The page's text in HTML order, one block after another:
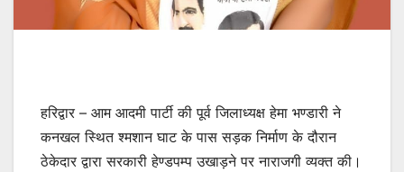
हरिद्वार – आम आदमी पार्टी की पूर्व जिलाध्यक्ष हेमा भण्डारी ने
कनखल स्थित श्मशान घाट के पास सड़क निर्माण के दौरान
ठेकेदार द्वारा सरकारी हेण्डपम्प उखाड़ने पर नाराजगी व्यक्त की।